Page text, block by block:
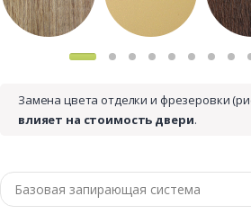
Замена цвета отделки и фрезеровки
влияет на стоимость двери.